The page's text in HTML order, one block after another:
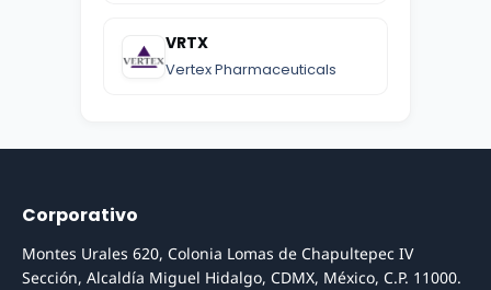
VRTX
Vertex Pharmaceuticals
Corporativo
Montes Urales 620, Colonia Lomas de Chapultepec IV
Sección, Alcaldía Miguel Hidalgo, CDMX, México, C.P. 11000.